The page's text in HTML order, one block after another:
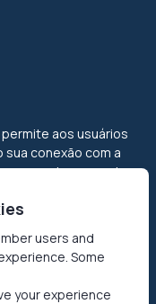
aos usuários
sua conexão com a
suas redes e receba
users and
Some
your experience